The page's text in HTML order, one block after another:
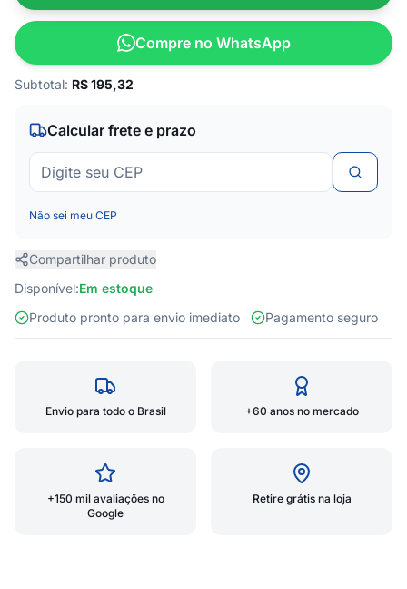
Compre no WhatsApp
Subtotal: R$195,32
Calcular frete e prazo
Não sei meu CEP
Compartilhar produto
Disponível:Em estoque
Produto pronto para envio imediato
Pagamento seguro
Envio para todo o Brasil +60 anos no mercado
+150 mil avaliações no
Google
Retire grátis na loja